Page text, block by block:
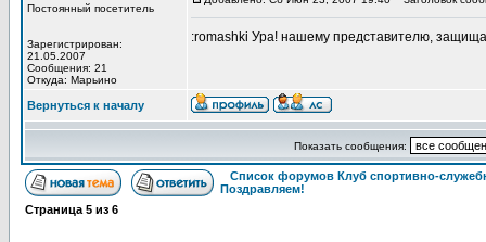
Постоянный посетитель
Зарегистрирован:
21.05.2007
Сообщения: 21
Откуда: Марьино
:romashki Ура! нашему представителю,
Вернуться к началу
Показать сообщения:
Список форумов Клуб спортивно-
Поздравляем!
Страница 5 из 6